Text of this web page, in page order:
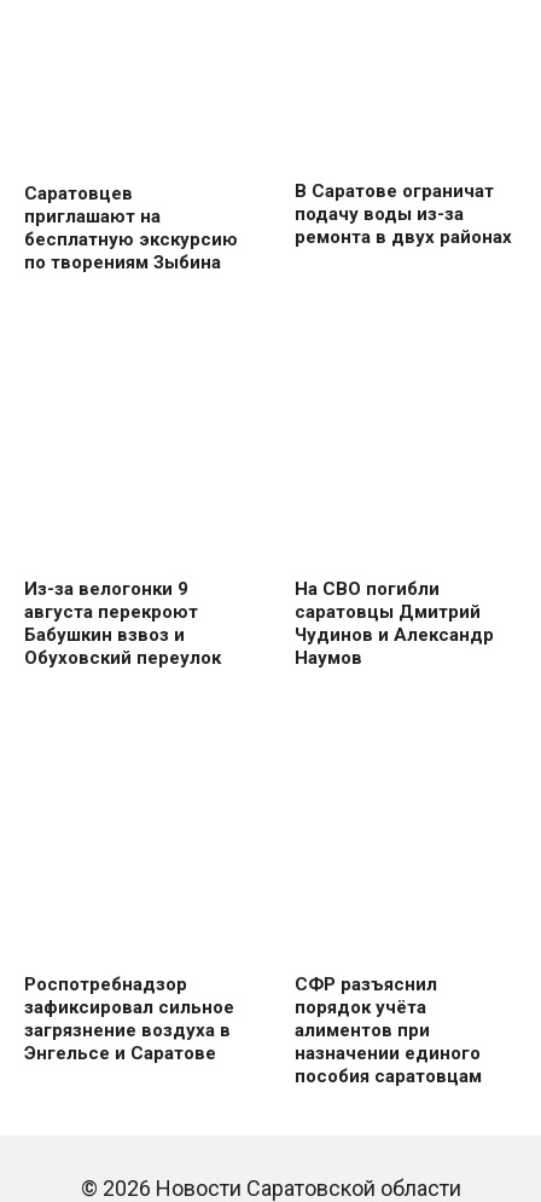
Саратовцев
приглашают на
бесплатную экскурсию
по творениям Зыбина
В Саратове ограничат
подачу воды из-за
ремонта в двух районах
Из-за велогонки 9
августа перекроют
Бабушкин взвоз и
Обуховский переулок
На СВО погибли
саратовцы Дмитрий
Чудинов и Александр
Наумов
Роспотребнадзор
зафиксировал сильное
загрязнение воздуха в
Энгельсе и Саратове
СФР разъяснил
порядок учёта
алиментов при
назначении единого
пособия саратовцам
© 2026 Новости Саратовской области